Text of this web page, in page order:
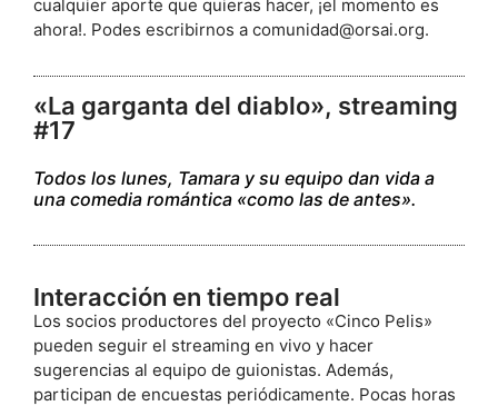
cualquier aporte que quieras hacer, ¡el momento es
ahora!. Podes escribirnos a comunidad@orsai.org.
«La garganta del diablo», streaming
#17
Todos los lunes, Tamara y su equipo dan vida a
una comedia romántica «como las de antes».
Interacción en tiempo real
Los socios productores del proyecto «Cinco Pelis»
pueden seguir el streaming en vivo y hacer
sugerencias al equipo de guionistas. Además,
participan de encuestas periódicamente. Pocas horas